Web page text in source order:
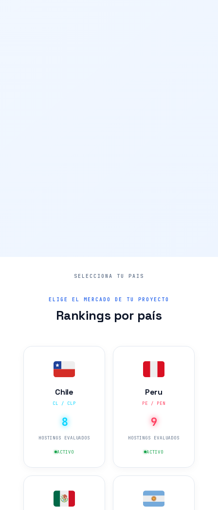
ELIGE EL MERCADO DE TU PROYECTO
Rankings por país
Chile
CL / CLP
8
HOSTINGS EVALUADOS
ACTIVO
Peru
PE / PEN
9
HOSTINGS EVALUADOS
ACTIVO